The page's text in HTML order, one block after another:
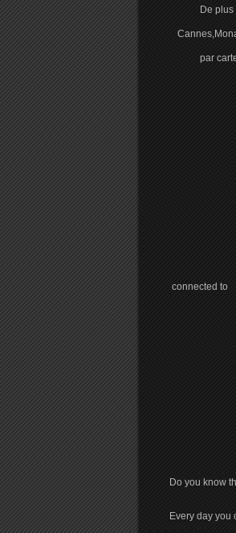
De
par
connected to
Do you know
Every day you